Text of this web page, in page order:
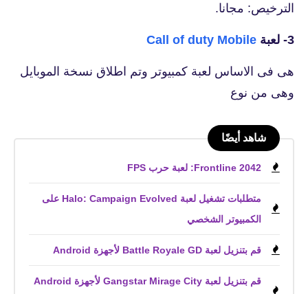
الترخيص: مجانا.
3- لعبة Call of duty Mobile
هى فى الاساس لعبة كمبيوتر وتم اطلاق نسخة الموبايل
وهى من نوع
شاهد أيضًا
Frontline 2042: لعبة حرب FPS
متطلبات تشغيل لعبة Halo: Campaign Evolved على
الكمبيوتر الشخصي
قم بتنزيل لعبة Battle Royale GD لأجهزة Android
قم بتنزيل لعبة Gangstar Mirage City لأجهزة Android